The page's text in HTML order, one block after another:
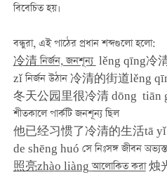
বিবেচিত হয়।
বন্ধুরা, এই পাঠের প্রধান শব্দগুলো হলো:
冷清নির্জন, জনশূন্যlěng qīng冷
zǐ নির্জন উঠান 冷清的街道lěng
冬天公园里很冷清 dōng tiān
শীতকালে পার্কটি জনশূন্য ছিল
他已经习惯了冷清的生活tā
de shēng huó সে নিঃসঙ্গ জীবন
照亮zhào liàngআলোকিতকরা烛